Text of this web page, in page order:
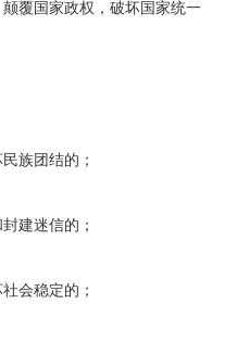
覆国家政权，破坏国家统一
族团结的；
建迷信的；
会稳定的；